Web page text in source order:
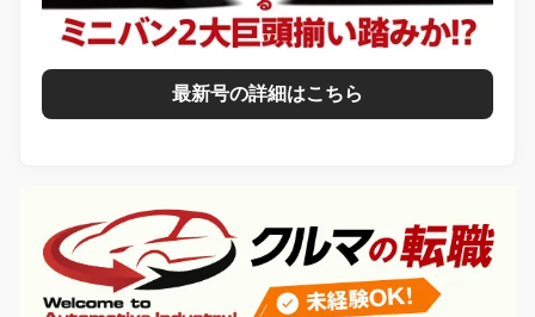
最新号の詳細はこちら